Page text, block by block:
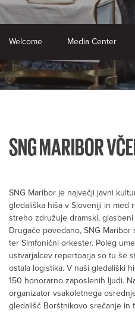
Welcome Media Center
SNG MARIBOR
SNG Maribor je največji javni
gledališka hiša v Sloveniji in med
streho združuje dramski,
Drugače povedano, SNG Maribor
ter Simfonični orkester. Poleg
ustvarjalcev repertoarja so tu še
ostala logistika. V naši gledališki
150 honorarno zaposlenih ljudi.
organizator vsakoletnega
gledališč Borštnikovo srečanje in